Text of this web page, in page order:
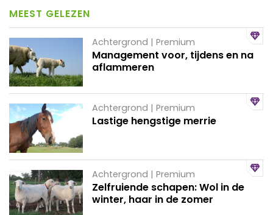
MEEST GELEZEN
Achtergrond | Premium
Management voor, tijdens en na
aflammeren
Achtergrond | Premium
Lastige hengstige merrie
Achtergrond | Premium
Zelfruiende schapen: Wol in de
winter, haar in de zomer